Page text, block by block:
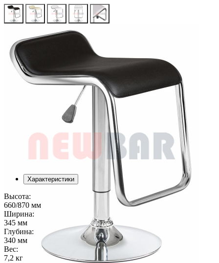
Характеристики
Высота:
660/870 мм
Ширина:
345 мм
Глубина:
340 мм
Вес:
7,2 кг